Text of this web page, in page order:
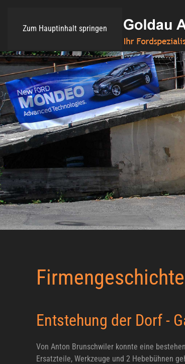
Zum Hauptinhalt springen
Firmengeschichte
Entstehung der Dorf -
Von Anton Brunschwiler konnte eine
Ersatzteile, Werkzeuge und 2 Hebebühnen